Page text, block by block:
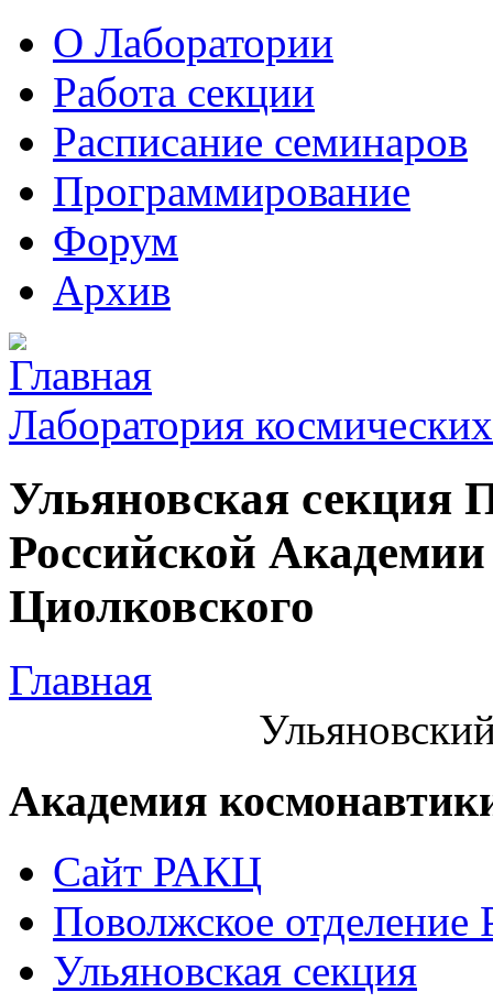
О Лаборатории
Работа секции
Расписание семинаров
Программирование
Форум
Архив
Лаборатория
Ульяновская секция
Российской
Циолковского
Главная
Академия
Сайт РАКЦ
Поволжское
Ульяновская секция